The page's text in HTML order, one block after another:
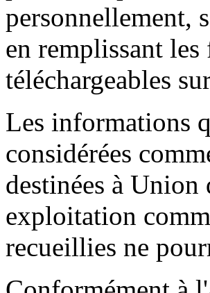
personnellement,
en remplissant
téléchargeables
Les informations
considérées
destinées à
exploitation
recueillies ne